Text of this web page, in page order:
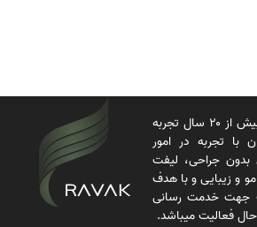
مرکز زیبایی راوک با بیش از ۲۰ سال تجربه
با تجربه در امور
جراحی، لیفت
و زیبایی و با هدف
جهت خدمت رسانی
حال فعالیت میباشد.